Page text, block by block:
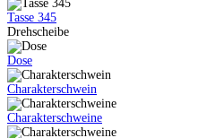
Tasse 345
Drehscheibe
Dose
Charakterschwein
Charakterschweine